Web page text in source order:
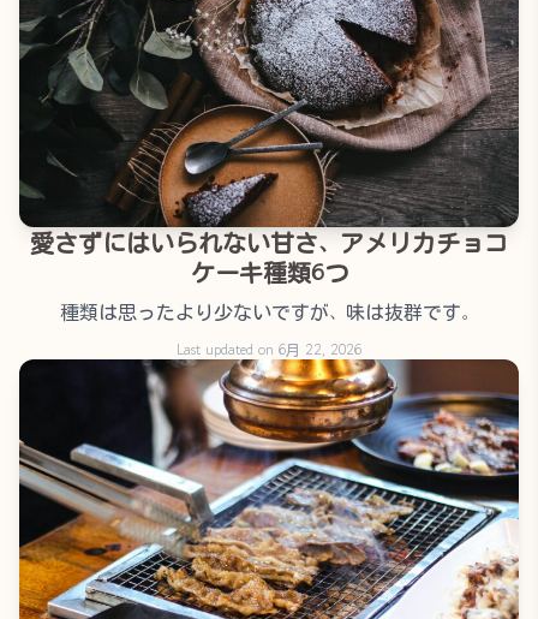
愛さずにはいられない甘さ、アメリカチョコ
ケーキ種類6つ
種類は思ったより少ないですが、味は抜群です。
Last updated on 6月 22, 2026